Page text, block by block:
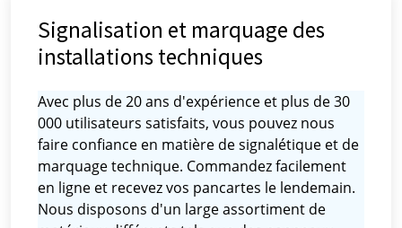
Signalisation et marquage des
installations techniques
Avec plus de 20 ans d'expérience et plus de 30
000 utilisateurs satisfaits, vous pouvez nous
faire confiance en matière de signalétique et de
marquage technique. Commandez facilement
en ligne et recevez vos pancartes le lendemain.
Nous disposons d'un large assortiment de